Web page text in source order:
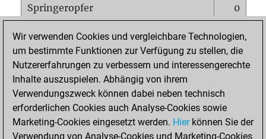
Springeropfer
0
Matt auf vollem Brett
0
Bauer setzt Matt
0
Erstickte Matts
Unterverwandlungen
Türme auf der siebten
0
Wir verwenden Cookies und vergleichbare Technologien,
um bestimmte Funktionen zur Verfügung zu stellen, die
Nutzererfahrungen zu verbessern und interessengerechte
Inhalte auszuspielen. Abhängig von ihrem
Verwendungszweck können dabei neben technisch
erforderlichen Cookies auch Analyse-Cookies sowie
Marketing-Cookies eingesetzt werden. Hierkönnen Sie der
Verwendung von Analyse-Cookies und Marketing-Cookies